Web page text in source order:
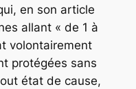
en son article
allant « de 1 à
volontairement
protégées sans
état de cause,